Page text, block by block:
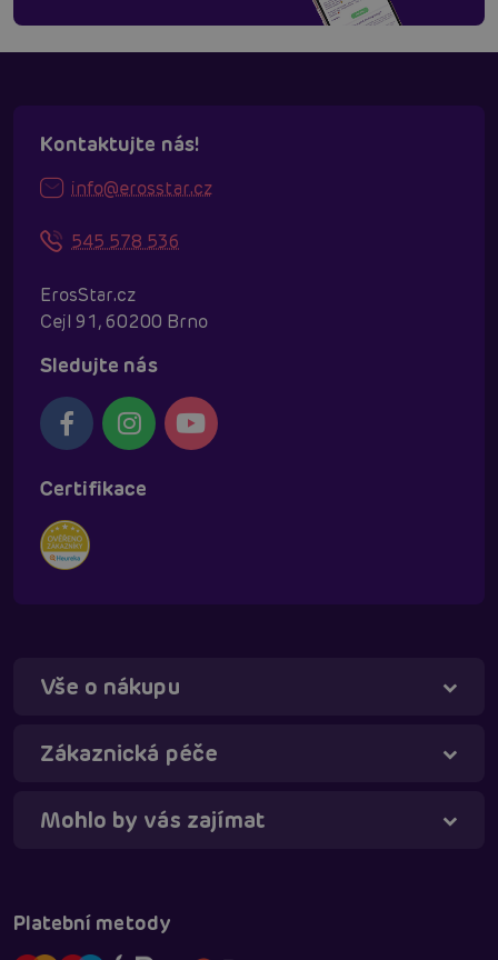
Kontaktujte nás!
info@erosstar.cz
545 578 536
ErosStar.cz
Cejl 91, 60200 Brno
Sledujte nás
Certifikace
Vše o nákupu
Zákaznická péče
Mohlo by vás zajímat
Platební metody
Táňa - virtuální asistentka